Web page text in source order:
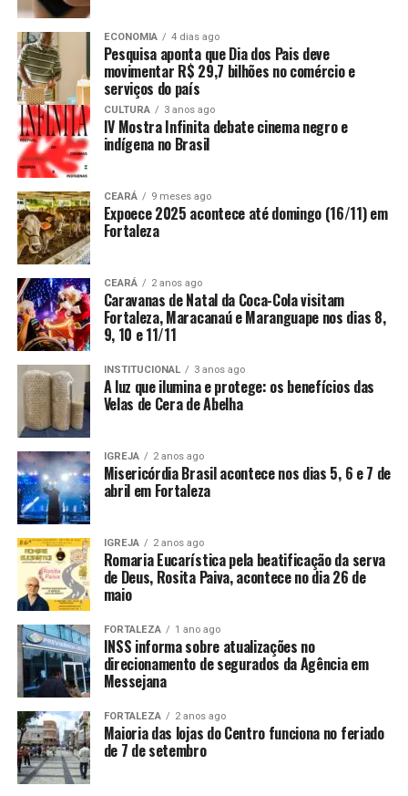
ECONOMIA 4 dias ago
Pesquisa aponta que Dia dos Pais deve
movimentar R$ 29,7 bilhões no comércio e
serviços do país
CULTURA 3 anos ago
IV Mostra Infinita debate cinema negro e
indígena no Brasil
CEARÁ 9 meses ago
Expoece 2025 acontece até domingo (16/11) em
Fortaleza
CEARÁ 2 anos ago
Caravanas de Natal da Coca-Cola visitam
Fortaleza, Maracanaú e Maranguape nos dias 8,
9, 10 e 11/11
INSTITUCIONAL 3 anos ago
A luz que ilumina e protege: os benefícios das
Velas de Cera de Abelha
IGREJA 2 anos ago
Misericórdia Brasil acontece nos dias 5, 6 e 7 de
abril em Fortaleza
IGREJA 2 anos ago
Romaria Eucarística pela beatificação da serva
de Deus, Rosita Paiva, acontece no dia 26 de
maio
FORTALEZA 1 ano ago
INSS informa sobre atualizações no
direcionamento de segurados da Agência em
Messejana
FORTALEZA 2 anos ago
Maioria das lojas do Centro funciona no feriado
de 7 de setembro